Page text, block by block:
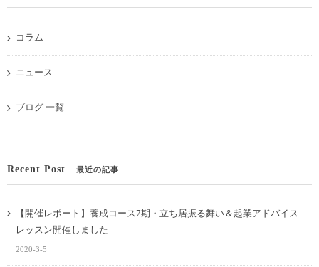
コラム
ニュース
ブログ 一覧
Recent Post 最近の記事
【開催レポート】養成コース7期・立ち居振る舞い＆起業アドバイス
レッスン開催しました
2020-3-5